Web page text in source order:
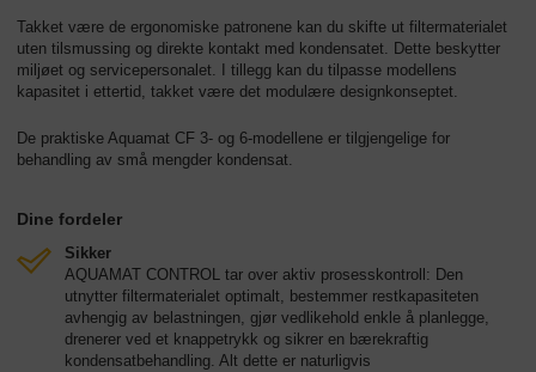
Takket være de ergonomiske patronene kan du skifte ut filtermaterialet
uten tilsmussing og direkte kontakt med kondensatet. Dette beskytter
miljøet og servicepersonalet. I tillegg kan du tilpasse modellens
kapasitet i ettertid, takket være det modulære designkonseptet.
De praktiske Aquamat CF 3- og 6-modellene er tilgjengelige for
behandling av små mengder kondensat.
Dine fordeler
Sikker
AQUAMAT CONTROL tar over aktiv prosesskontroll: Den
utnytter filtermaterialet optimalt, bestemmer restkapasiteten
avhengig av belastningen, gjør vedlikehold enkle å planlegge,
drenerer ved et knappetrykk og sikrer en bærekraftig
kondensatbehandling. Alt dette er naturligvis